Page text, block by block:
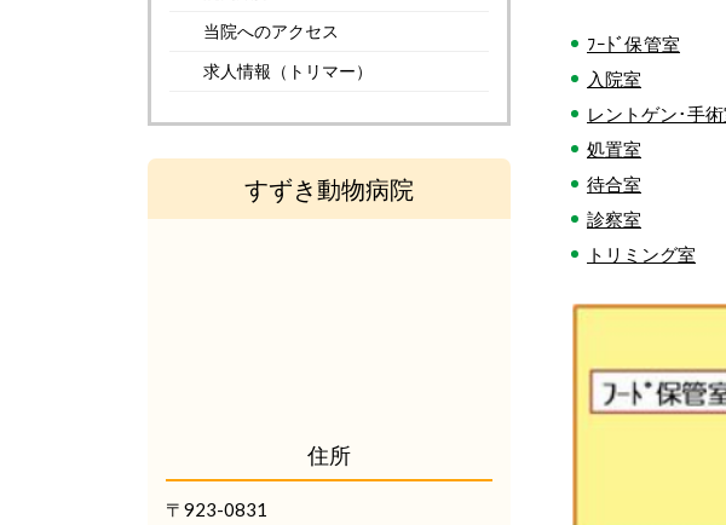
ﾌｰﾄﾞ保管室
入院室
レントゲン･手
処置室
待合室
診察室
トリミング室
当院へのアクセス
求人情報（トリマー）
すずき動物病院
住所
〒923-0831